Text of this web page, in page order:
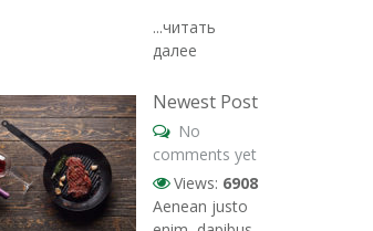
...читать
далее
Newest Post
No
comments yet
Views: 6908
Aenean justo